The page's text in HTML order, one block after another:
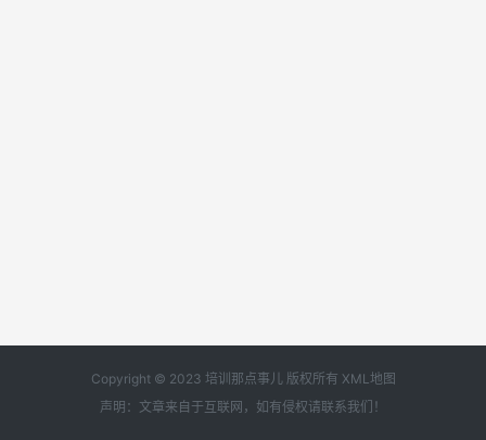
Copyright © 2023 培训那点事儿 版权所有 XML地图
声明：文章来自于互联网，如有侵权请联系我们 ！